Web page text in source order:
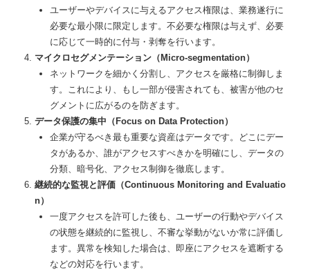
ユーザーやデバイスに与えるアクセス権限は、業務遂行に
必要な最小限に限定します。不必要な権限は与えず、必要
に応じて一時的に付与・剥奪を行います。
マイクロセグメンテーション（Micro-segmentation）
ネットワークを細かく分割し、アクセスを厳格に制御しま
す。これにより、もし一部が侵害されても、被害が他のセ
グメントに広がるのを防ぎます。
データ保護の集中（Focus on Data Protection）
企業が守るべき最も重要な資産はデータです。どこにデー
タがあるか、誰がアクセスすべきかを明確にし、データの
分類、暗号化、アクセス制御を徹底します。
継続的な監視と評価（Continuous Monitoring and Evaluatio
n）
一度アクセスを許可した後も、ユーザーの行動やデバイス
の状態を継続的に監視し、不審な挙動がないか常に評価し
ます。異常を検知した場合は、即座にアクセスを遮断する
などの対応を行います。